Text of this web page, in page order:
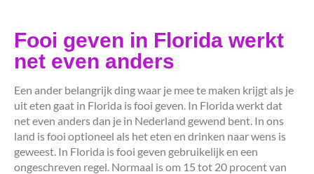
Fooi geven in Florida werkt
net even anders
Een ander belangrijk ding waar je mee te maken krijgt als je
uit eten gaat in Florida is fooi geven. In Florida werkt dat
net even anders dan je in Nederland gewend bent. In ons
land is fooi optioneel als het eten en drinken naar wens is
geweest. In Florida is fooi geven gebruikelijk en een
ongeschreven regel. Normaal is om 15 tot 20 procent van